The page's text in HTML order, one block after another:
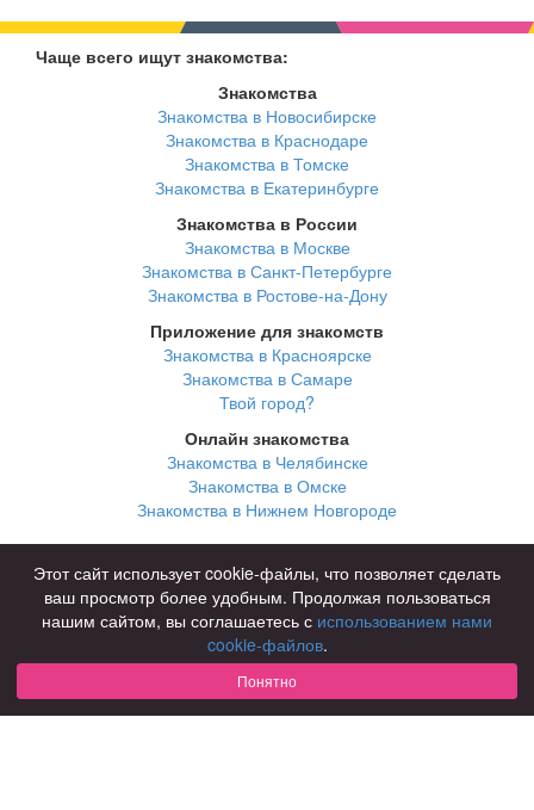
Чаще всего ищут знакомства:
Знакомства
Знакомства в Новосибирске
Знакомства в Краснодаре
Знакомства в Томске
Знакомства в Екатеринбурге
Знакомства в России
Знакомства в Москве
Знакомства в Санкт-Петербурге
Знакомства в Ростове-на-Дону
Приложение для знакомств
Знакомства в Красноярске
Знакомства в Самаре
Твой город?
Онлайн знакомства
Знакомства в Челябинске
Знакомства в Омске
Знакомства в Нижнем Новгороде
Для чего
для брака и создания семьи
для любви и с/о
для дружбы
для взрослых
В возрасте
за 40 лет
Этот сайт использует cookie-файлы, что позволяет сделать
ваш просмотр более удобным. Продолжая пользоваться
нашим сайтом, вы соглашаетесь с использованием нами
cookie-файлов.
Понятно